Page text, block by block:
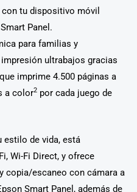
tu dispositivo móvil
Panel.
para familias y
ultrabajos gracias
imprime 4.500 páginas a
a color2 por cada juego de
estilo de vida, está
Wi-Fi Direct, y ofrece
copia/escaneo con cámara a
Smart Panel, además de